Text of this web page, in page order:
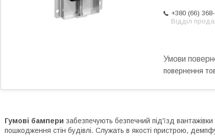
+380 (66)
Відділ
повернення
Гумові бампери забезпечують безпечний під'їзд
пошкодження стін будівлі. Служать в якості пристрою,